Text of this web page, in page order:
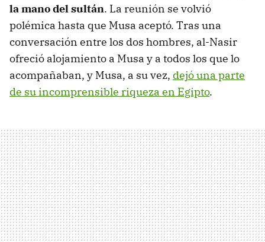
la mano del sultán. La reunión se volvió
polémica hasta que Musa aceptó. Tras una
conversación entre los dos hombres, al-Nasir
ofreció alojamiento a Musa y a todos los que lo
acompañaban, y Musa, a su vez, dejó una parte
de su incomprensible riqueza en Egipto.